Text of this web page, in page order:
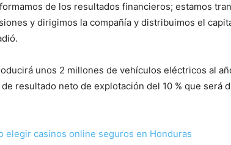
de los resultados financieros; estamos
y dirigimos la compañía y distribuimos el
unos 2 millones de vehículos eléctricos al
resultado neto de explotación del 10 % que será
elegir casinos online seguros en Honduras